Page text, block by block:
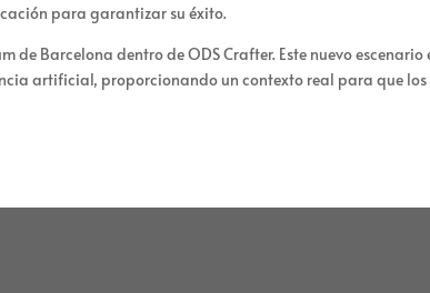
para garantizar su éxito.
Barcelona dentro de ODS Crafter. Este nuevo
artificial, proporcionando un contexto real para que